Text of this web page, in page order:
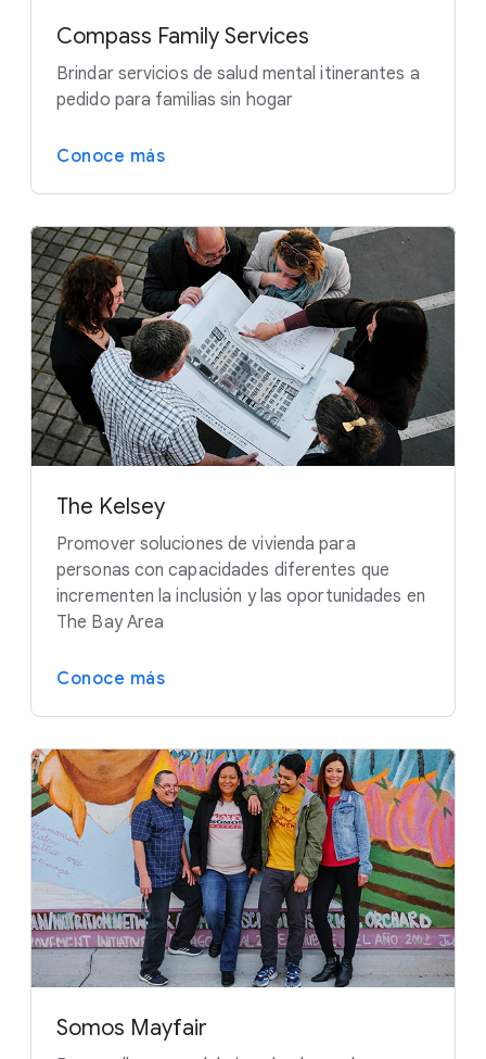
Compass Family Services
Brindar servicios de salud mental itinerantes a
pedido para familias sin hogar
Conoce más
The Kelsey
Promover soluciones de vivienda para
personas con capacidades diferentes que
incrementen la inclusión y las oportunidades en
The Bay Area
Conoce más
Somos Mayfair